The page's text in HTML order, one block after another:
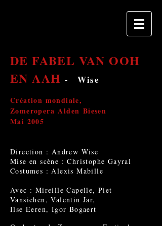
DE FABEL VAN OOH
EN AAH - Wise
Création mondiale,
Zomeropera Alden Biesen
Mai 2005
Direction : Andrew Wise
Mise en scène : Christophe Gayral
Costumes : Alexis Mabille
Avec : Mireille Capelle, Piet
Vansichen, Valentin Jar,
Ilse Eeren, Igor Bogaert